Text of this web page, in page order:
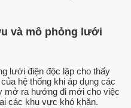
và mô phỏng lưới
lưới điện độc lập cho thấy
hệ thống khi áp dụng các
mở ra hướng đi mới cho việc
các khu vực khó khăn.